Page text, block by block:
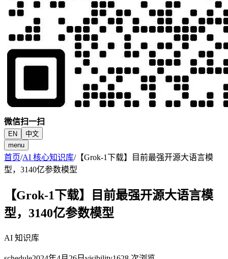
微信扫一扫
EN
中文
menu
首页/AI 核心知识库/【Grok-1下载】目前最强开源大语言模
型，3140亿参数模型
【Grok-1下载】目前最强开源大语言模
型，3140亿参数模型
AI 知识库